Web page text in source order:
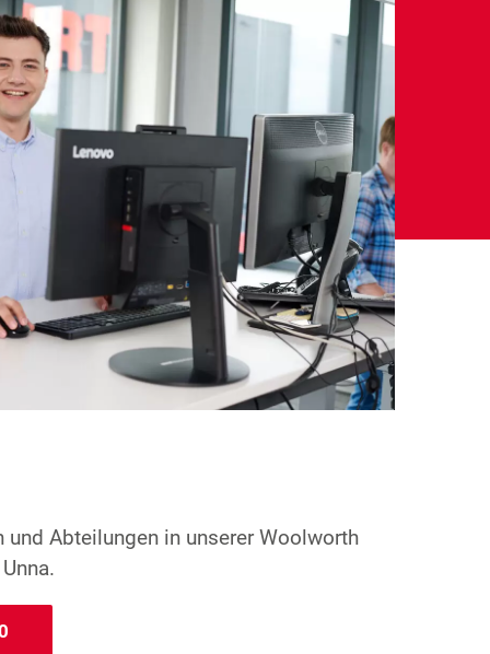
und Abteilungen in unserer Woolworth